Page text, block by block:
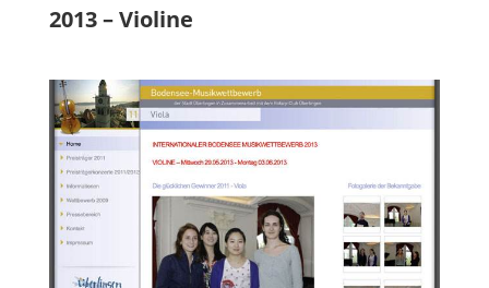
2013 – Violine